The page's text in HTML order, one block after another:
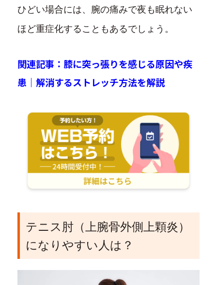
ひどい場合には、腕の痛みで夜も眠れない
ほど重症化することもあるでしょう。
関連記事：膝に突っ張りを感じる原因や疾
患｜解消するストレッチ方法を解説
テニス肘（上腕骨外側上顆炎）
になりやすい人は？